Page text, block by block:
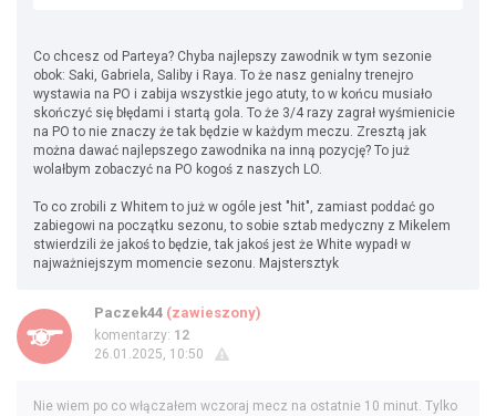
Co chcesz od Parteya? Chyba najlepszy zawodnik w tym sezonie
obok: Saki, Gabriela, Saliby i Raya. To że nasz genialny trenejro
wystawia na PO i zabija wszystkie jego atuty, to w końcu musiało
skończyć się błędami i startą gola. To że 3/4 razy zagrał wyśmienicie
na PO to nie znaczy że tak będzie w każdym meczu. Zresztą jak
można dawać najlepszego zawodnika na inną pozycję? To już
wolałbym zobaczyć na PO kogoś z naszych LO.
To co zrobili z Whitem to już w ogóle jest "hit", zamiast poddać go
zabiegowi na początku sezonu, to sobie sztab medyczny z Mikelem
stwierdzili że jakoś to będzie, tak jakoś jest że White wypadł w
najważniejszym momencie sezonu. Majstersztyk
Paczek44 (zawieszony)
komentarzy: 12
26.01.2025, 10:50
Nie wiem po co włączałem wczoraj mecz na ostatnie 10 minut. Tylko